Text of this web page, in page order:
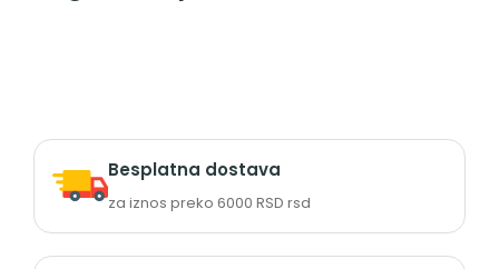
Besplatna dostava
za iznos preko 6000 RSD rsd